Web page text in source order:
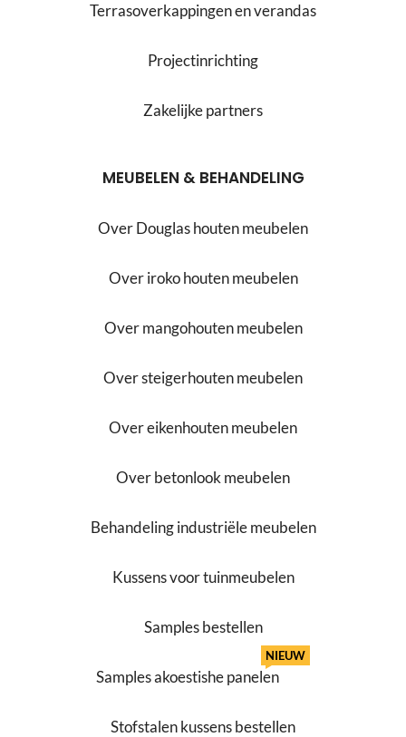
Terrasoverkappingen en verandas
Projectinrichting
Zakelijke partners
MEUBELEN & BEHANDELING
Over Douglas houten meubelen
Over iroko houten meubelen
Over mangohouten meubelen
Over steigerhouten meubelen
Over eikenhouten meubelen
Over betonlook meubelen
Behandeling industriële meubelen
Kussens voor tuinmeubelen
Samples bestellen
Samples akoestishe panelen
NIEUW
Stofstalen kussens bestellen